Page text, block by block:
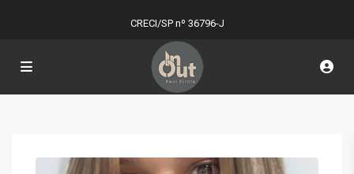
CRECI/SP nº 36796-J